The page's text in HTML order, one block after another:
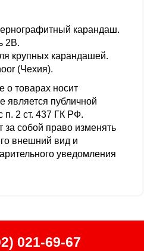
карандаш.
2B.
крупных карандашей.
(Чехия).
о товарах носит
является публичной
п. 2 ст. 437 ГК РФ.
за собой право изменять
внешний вид и
уведомления
021-69-67